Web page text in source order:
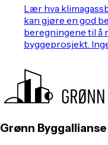
Lær hva
kan gjøre en god
beregningene til å
byggeprosjekt.
Grønn Byggallianse